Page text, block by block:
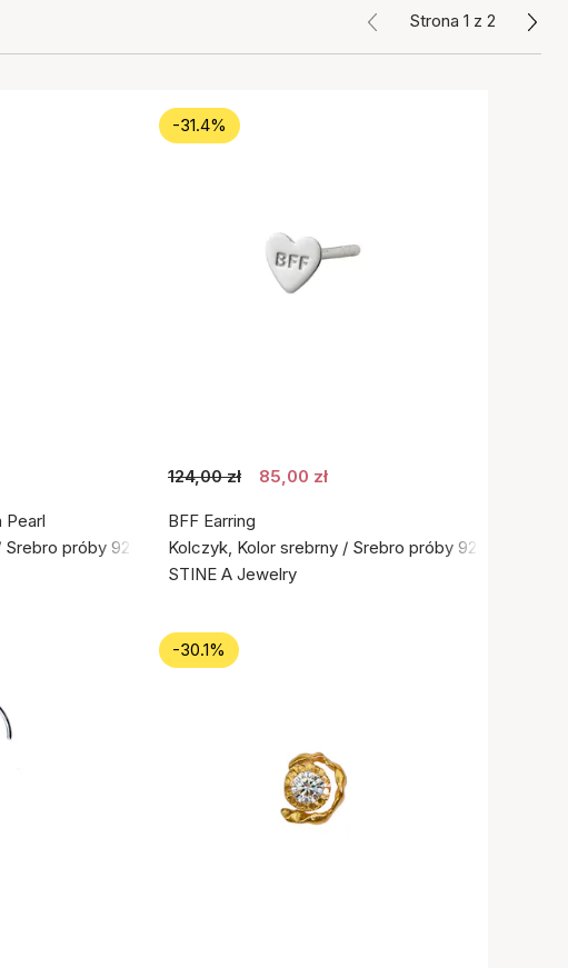
Strona 1 z 2
Pearl
próby 925
-31.4%
124,00 zł 85,00 zł
BFF Earring
Kolczyk, Kolor srebrny / Srebro próby 925
STINE A Jewelry
-30.1%